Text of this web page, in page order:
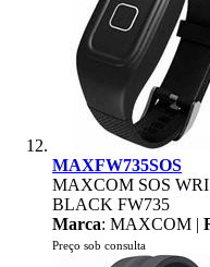
MAXFW735SOS
MAXCOM SOS
BLACK FW735
Marca: MAXCOM |
Preço sob consulta